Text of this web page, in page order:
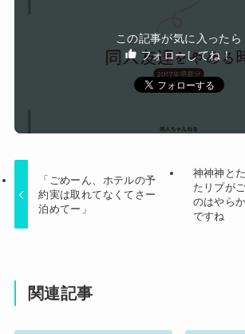
彼は大好きだったけど突然来た
た。彼「いいかげん嘘を嘘で塗り固
てくれ」私「どういう意味？」→
Powered by livedoor 相互RSS
この記事が気に入ったら
フォローしてね！
「ごめーん、ホテルの予
約実は取れてなくてさー
泊めてー」
神神神と
たリプが
のはやら
ですね
関連記事